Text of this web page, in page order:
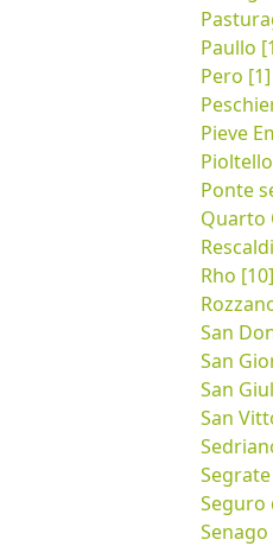
Paullo
Pero [1]
Pieve
Ponte
Quarto
Rho [10]
San
San
San
San
Seguro
Senago